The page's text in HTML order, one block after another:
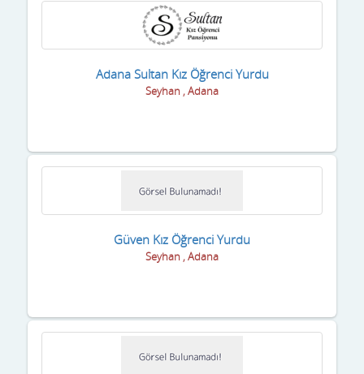
Adana Sultan Kız Öğrenci Yurdu
Seyhan , Adana
Güven Kız Öğrenci Yurdu
Seyhan , Adana